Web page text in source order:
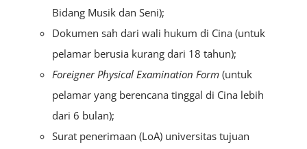
Bidang Musik dan Seni);
Dokumen sah dari wali hukum di Cina (untuk
pelamar berusia kurang dari 18 tahun);
Foreigner Physical Examination Form (untuk
pelamar yang berencana tinggal di Cina lebih
dari 6 bulan);
Surat penerimaan (LoA) universitas tujuan